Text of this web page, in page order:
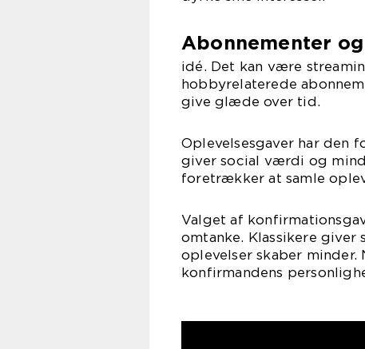
Abonnementer
idé. Det kan være
hobbyrelaterede
give glæde over tid.
Oplevelsesgaver har den
giver social værdi og
foretrækker at samle
Valget af
omtanke. Klassikere
oplevelser skaber
konfirmandens